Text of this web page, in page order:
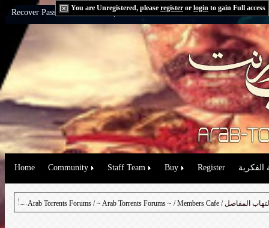
You are Unregistered, please register or login to gain Full access
Recover Password:via Email|via Question
Home Community Staff Team Buy Register الفكرية
Arab Torrents Forums /~ Arab Torrents Forums ~ /Members Cafe